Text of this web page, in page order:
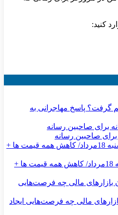
کنید:
گرفت؟ پاسخ مهاجرانی به
صاحبین رسانه
قیمت طلا و سکه امروز یکشنبه 18مرداد/ کاهش همه قیمت ها +
مالی چه فرصت‌هایی ایجاد